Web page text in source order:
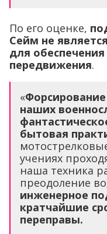
По его оценке,
Сейм не
для
передвижения.
«
наших
бытовая
учениях
наша техника
преодоление
инженерное
кратчайшие
переправы.